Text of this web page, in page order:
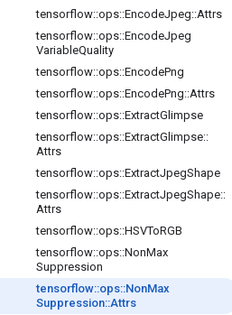
tensorflow::ops::EncodeJpeg::Attrs
tensorflow::ops::EncodeJpeg
VariableQuality
tensorflow::ops::EncodePng
tensorflow::ops::EncodePng::Attrs
tensorflow::ops::ExtractGlimpse
tensorflow::ops::ExtractGlimpse::
Attrs
tensorflow::ops::ExtractJpegShape
tensorflow::ops::ExtractJpegShape::
Attrs
tensorflow::ops::HSVToRGB
tensorflow::ops::NonMax
Suppression
tensorflow::ops::NonMax
Suppression::Attrs